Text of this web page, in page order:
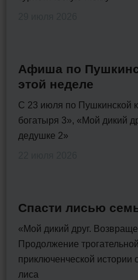
Афиша по
этой неделе
С 23 июля по Пушкинской
богатыря 3», «Мой дикий
дедушке 2»
Спасти лисью
«Мой дикий друг.
Продолжение
приключенческой истории
лиса